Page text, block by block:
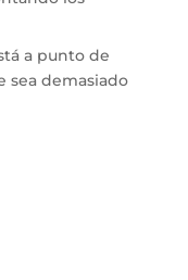
a punto de
sea demasiado